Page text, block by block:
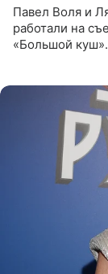
Павел Воля и
работали на
«Большой